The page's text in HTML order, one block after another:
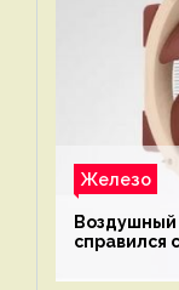
Железо
Воздушный
справился